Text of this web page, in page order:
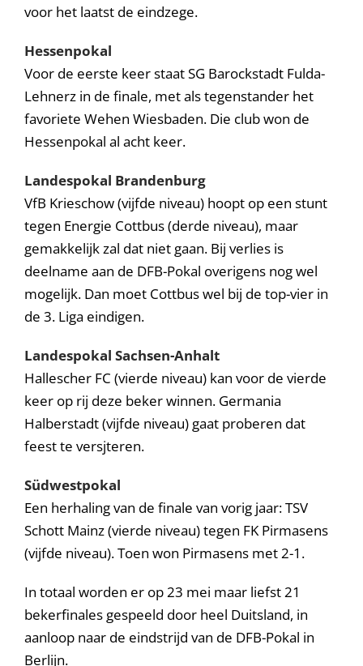
voor het laatst de eindzege.
Hessenpokal
Voor de eerste keer staat SG Barockstadt Fulda-
Lehnerz in de finale, met als tegenstander het
favoriete Wehen Wiesbaden. Die club won de
Hessenpokal al acht keer.
Landespokal Brandenburg
VfB Krieschow (vijfde niveau) hoopt op een stunt
tegen Energie Cottbus (derde niveau), maar
gemakkelijk zal dat niet gaan. Bij verlies is
deelname aan de DFB-Pokal overigens nog wel
mogelijk. Dan moet Cottbus wel bij de top-vier in
de 3. Liga eindigen.
Landespokal Sachsen-Anhalt
Hallescher FC (vierde niveau) kan voor de vierde
keer op rij deze beker winnen. Germania
Halberstadt (vijfde niveau) gaat proberen dat
feest te versjteren.
Südwestpokal
Een herhaling van de finale van vorig jaar: TSV
Schott Mainz (vierde niveau) tegen FK Pirmasens
(vijfde niveau). Toen won Pirmasens met 2-1.
In totaal worden er op 23 mei maar liefst 21
bekerfinales gespeeld door heel Duitsland, in
aanloop naar de eindstrijd van de DFB-Pokal in
Berlijn.